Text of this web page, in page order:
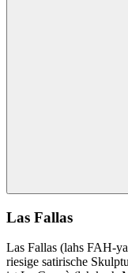
Las Fallas
Las Fallas (lahs FAH-
riesige satirische